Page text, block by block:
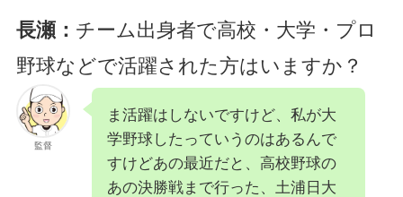
長瀬： チーム出身者で高校・大学・プロ
野球などで活躍された方はいますか？
監督
ま活躍はしないですけど、私が大
学野球したっていうのはあるんで
すけどあの最近だと、高校野球の
あの決勝戦まで行った、土浦日大